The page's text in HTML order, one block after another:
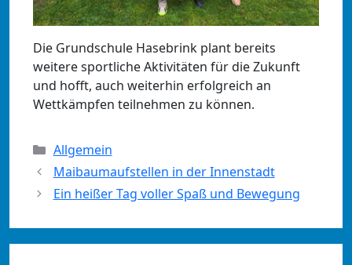
Die Grundschule Hasebrink plant bereits
weitere sportliche Aktivitäten für die Zukunft
und hofft, auch weiterhin erfolgreich an
Wettkämpfen teilnehmen zu können.
Kategorien
Allgemein
Maibaumaufstellen in der Innenstadt
Ein heißer Tag voller Spaß und Bewegung